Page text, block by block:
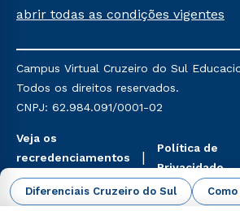
Diferenciais Cruzeiro do Sul
Já para as demais, a taxa de
mencionadas são referentes aos
Religioso, Geografia para a
do Ensino de História: Questões
abrir todas as condições vigentes
Campus Virtual Cruzeiro do Sul
Todos os direitos reservados.
CNPJ: 62.984.091/0001-02
Veja os
recredenciamentos
aqui
Política de
Privacidade